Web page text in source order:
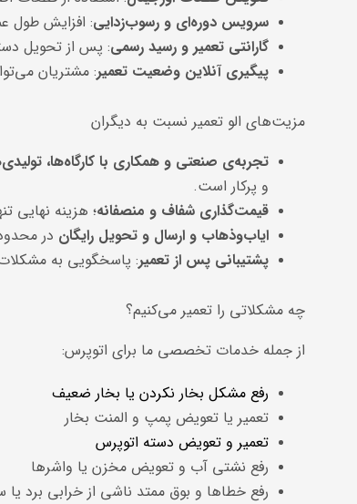
سرویس دوره‌ای و رسوب‌زدایی: افزایش طول
گارانتی تعمیر و رسید رسمی: پس از تحویل
پیگیری آنلاین وضعیت تعمیر: مشتریان
مزیت‌های الو تعمیر نسبت به دیگران
تجربه‌ی صنعتی و همکاری با کارگاه‌ها،
و پرکار است.
قیمت‌گذاری شفاف و منصفانه؛ هزینه نهایی
ایاب‌وذهاب و ارسال و تحویل رایگان در
پشتیبانی پس از تعمیر: پاسخگویی به
چه مشکلاتی را تعمیر می‌کنیم؟
از جمله خدمات تخصصی ما برای اتوپرس:
رفع مشکل بخار نکردن یا بخار ضعیف
تعمیر یا تعویض پمپ و المنت بخار
تعمیر و تعویض دسته اتوپرس
رفع نشتی آب و تعویض مخزن یا واشرها
رفع خطاها و بوق ممتد ناشی از خرابی برد یا